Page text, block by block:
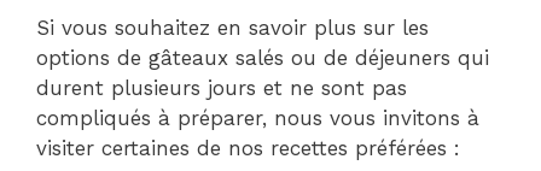
Si vous souhaitez en savoir plus sur les
options de gâteaux salés ou de déjeuners qui
durent plusieurs jours et ne sont pas
compliqués à préparer, nous vous invitons à
visiter certaines de nos recettes préférées :